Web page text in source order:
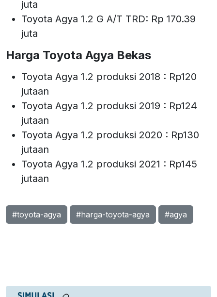
juta
Toyota Agya 1.2 G A/T TRD: Rp 170.39
juta
Harga Toyota Agya Bekas
Toyota Agya 1.2 produksi 2018 : Rp120
jutaan
Toyota Agya 1.2 produksi 2019 : Rp124
jutaan
Toyota Agya 1.2 produksi 2020 : Rp130
jutaan
Toyota Agya 1.2 produksi 2021 : Rp145
jutaan
#toyota-agya #harga-toyota-agya #agya